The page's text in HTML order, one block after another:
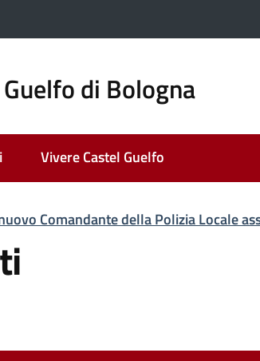
di Bologna
Vivere Castel Guelfo
Comandante della Polizia Locale